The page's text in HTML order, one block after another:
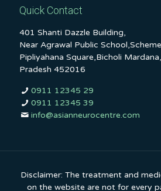
Quick Contact
401 Shanti Dazzle Building,
Near Agrawal Public
Pipliyahana Square,Bicholi
Pradesh 452016
0911 12345 29
0911 12345 39
info@asianneurocentre.com
Disclaimer: The treatment and
on the website are not for every